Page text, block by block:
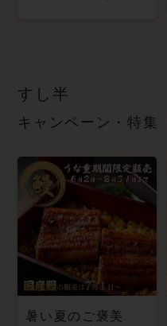
すし半
キャンペーン・特集
暑い夏のご褒美